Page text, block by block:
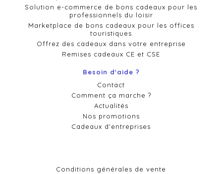
Solution e-commerce de bons cadeaux pour les
professionnels du loisir
Marketplace de bons cadeaux pour les offices
touristiques
Offrez des cadeaux dans votre entreprise
Remises cadeaux CE et CSE
Besoin d'aide ?
Contact
Comment ça marche ?
Actualités
Nos promotions
Cadeaux d'entreprises
Conditions générales de vente